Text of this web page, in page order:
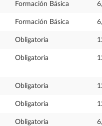
Formación Básica
Formación Básica
Obligatoria
Obligatoria
Obligatoria
Obligatoria
Obligatoria